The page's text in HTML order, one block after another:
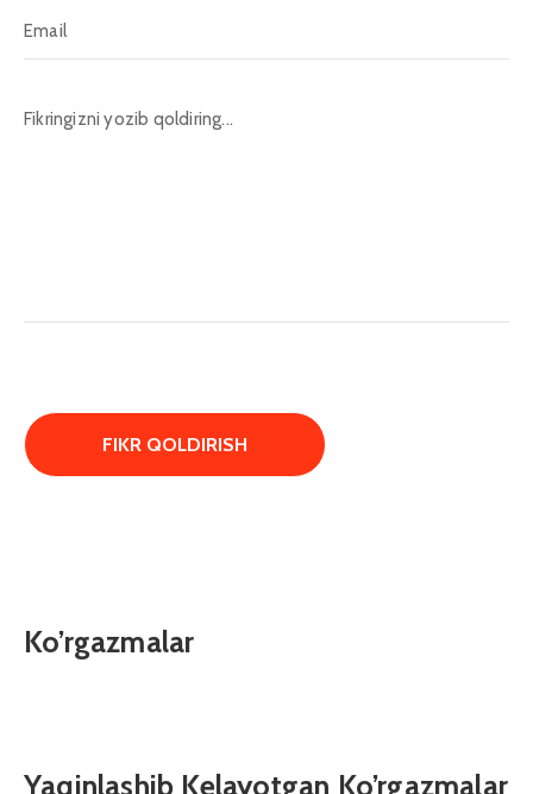
Ko’rgazmalar
Yaqinlashib Kelayotgan Ko’rgazmalar